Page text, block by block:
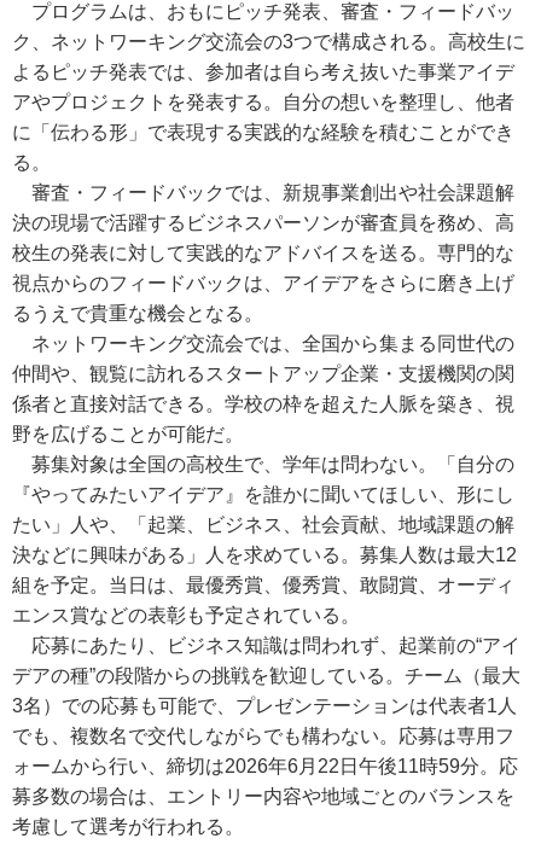
プログラムは、おもにピッチ発表、審査・フィードバッ
ク、ネットワーキング交流会の3つで構成される。高校生に
よるピッチ発表では、参加者は自ら考え抜いた事業アイデ
アやプロジェクトを発表する。自分の想いを整理し、他者
に「伝わる形」で表現する実践的な経験を積むことができ
る。
審査・フィードバックでは、新規事業創出や社会課題解
決の現場で活躍するビジネスパーソンが審査員を務め、高
校生の発表に対して実践的なアドバイスを送る。専門的な
視点からのフィードバックは、アイデアをさらに磨き上げ
るうえで貴重な機会となる。
ネットワーキング交流会では、全国から集まる同世代の
仲間や、観覧に訪れるスタートアップ企業・支援機関の関
係者と直接対話できる。学校の枠を超えた人脈を築き、視
野を広げることが可能だ。
募集対象は全国の高校生で、学年は問わない。「自分の
『やってみたいアイデア』を誰かに聞いてほしい、形にし
たい」人や、「起業、ビジネス、社会貢献、地域課題の解
決などに興味がある」人を求めている。募集人数は最大12
組を予定。当日は、最優秀賞、優秀賞、敢闘賞、オーディ
エンス賞などの表彰も予定されている。
応募にあたり、ビジネス知識は問われず、起業前の“アイ
デアの種”の段階からの挑戦を歓迎している。チーム（最大
3名）での応募も可能で、プレゼンテーションは代表者1人
でも、複数名で交代しながらでも構わない。応募は専用フ
ォームから行い、締切は2026年6月22日午後11時59分。応
募多数の場合は、エントリー内容や地域ごとのバランスを
考慮して選考が行われる。